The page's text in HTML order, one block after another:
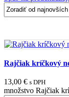
Rajčiak kríčkový
13,00 € s DPH
množstvo Rajčiak